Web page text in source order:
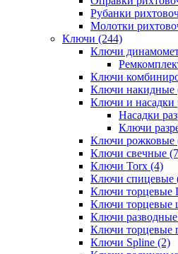
Рубанки
Молотки
Ключи (244)
Ключи
Ключи
Ключи накидные
Ключи и насадки
Насадки
Ключи
Ключи рожковые
Ключи свечные
Ключи Torx (4)
Ключи спицевые
Ключи торцевые
Ключи торцевые
Ключи
Ключи торцевые
Ключи Spline (2)